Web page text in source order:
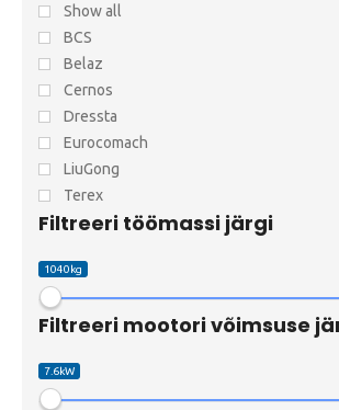
Show all
BCS
Belaz
Cernos
Dressta
Eurocomach
LiuGong
Terex
Filtreeri töömassi järgi
1040kg
Filtreeri mootori võimsuse
7.6kW